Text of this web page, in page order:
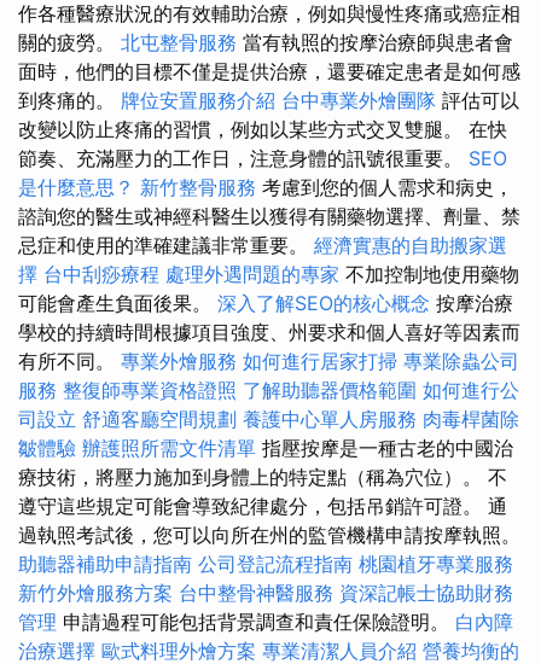
作各種醫療狀況的有效輔助治療，例如與慢性疼痛或癌症相
關的疲勞。 北屯整骨服務 當有執照的按摩治療師與患者會
面時，他們的目標不僅是提供治療，還要確定患者是如何感
到疼痛的。 牌位安置服務介紹 台中專業外燴團隊 評估可以
改變以防止疼痛的習慣，例如以某些方式交叉雙腿。 在快
節奏、充滿壓力的工作日，注意身體的訊號很重要。 SEO
是什麼意思？ 新竹整骨服務 考慮到您的個人需求和病史，
諮詢您的醫生或神經科醫生以獲得有關藥物選擇、劑量、禁
忌症和使用的準確建議非常重要。 經濟實惠的自助搬家選
擇 台中刮痧療程 處理外遇問題的專家 不加控制地使用藥物
可能會產生負面後果。 深入了解SEO的核心概念 按摩治療
學校的持續時間根據項目強度、州要求和個人喜好等因素而
有所不同。 專業外燴服務 如何進行居家打掃 專業除蟲公司
服務 整復師專業資格證照 了解助聽器價格範圍 如何進行公
司設立 舒適客廳空間規劃 養護中心單人房服務 肉毒桿菌除
皺體驗 辦護照所需文件清單 指壓按摩是一種古老的中國治
療技術，將壓力施加到身體上的特定點（稱為穴位）。 不
遵守這些規定可能會導致紀律處分，包括吊銷許可證。 通
過執照考試後，您可以向所在州的監管機構申請按摩執照。
助聽器補助申請指南 公司登記流程指南 桃園植牙專業服務
新竹外燴服務方案 台中整骨神醫服務 資深記帳士協助財務
管理 申請過程可能包括背景調查和責任保險證明。 白內障
治療選擇 歐式料理外燴方案 專業清潔人員介紹 營養均衡的